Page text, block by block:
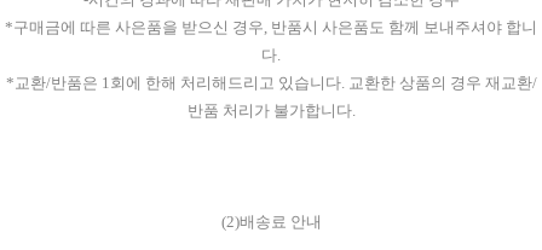
*구매금에 따른 사은품을 받으신 경우, 반품시 사은품도 함께 보내주셔야 합니
다.
*교환/반품은 1회에 한해 처리해드리고 있습니다. 교환한 상품의 경우 재교환/
반품 처리가 불가합니다.
(2)배송료 안내